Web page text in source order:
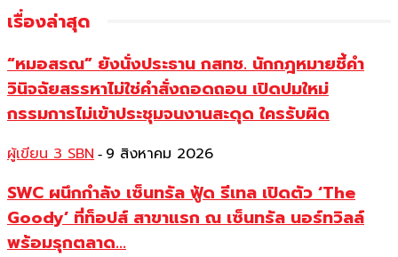
เรื่องล่าสุด
“หมอสรณ” ยังนั่งประธาน กสทช. นักกฎหมายชี้คำ
วินิจฉัยสรรหาไม่ใช่คำสั่งถอดถอน เปิดปมใหม่
กรรมการไม่เข้าประชุมจนงานสะดุด ใครรับผิด
ผู้เขียน 3 SBN - 9 สิงหาคม 2026
SWC ผนึกกำลัง เซ็นทรัล ฟู้ด รีเทล เปิดตัว ‘The
Goody’ ที่ท็อปส์ สาขาแรก ณ เซ็นทรัล นอร์ทวิลล์
พร้อมรุกตลาด...